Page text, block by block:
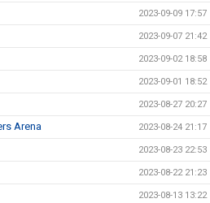
2023-09-09 17:57
2023-09-07 21:42
2023-09-02 18:58
2023-09-01 18:52
2023-08-27 20:27
Arena 2023-08-24 21:17
2023-08-23 22:53
2023-08-22 21:23
2023-08-13 13:22